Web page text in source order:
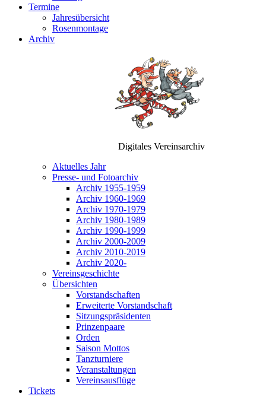
Termine
Jahresübersicht
Rosenmontage
Archiv
Digitales Vereinsarchiv
Aktuelles Jahr
Presse- und Fotoarchiv
Archiv 1955-1959
Archiv 1960-1969
Archiv 1970-1979
Archiv 1980-1989
Archiv 1990-1999
Archiv 2000-2009
Archiv 2010-2019
Archiv 2020-
Vereinsgeschichte
Übersichten
Vorstandschaften
Erweiterte Vorstandschaft
Sitzungspräsidenten
Prinzenpaare
Orden
Saison Mottos
Tanzturniere
Veranstaltungen
Vereinsausflüge
Tickets